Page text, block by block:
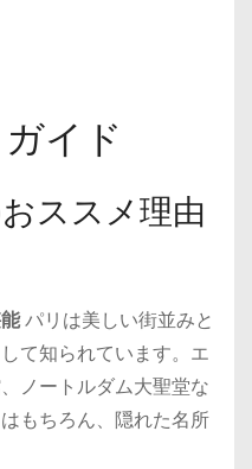
イド
ススメ理由
パリは美しい街並みと
て知られています。エ
ノートルダム大聖堂な
もちろん、隠れた名所